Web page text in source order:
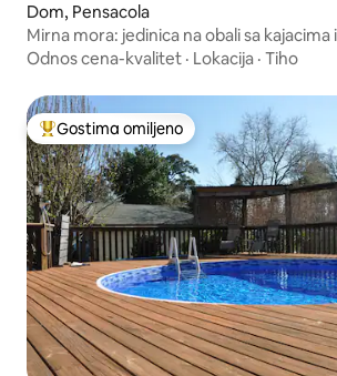
Dom, Pensacola
Mirna mora: jedinica na obali sa
Odnos cena-kvalitet · Lokacija · Tiho
Najuspešniji među gostima omiljenim
Gostima omiljeno